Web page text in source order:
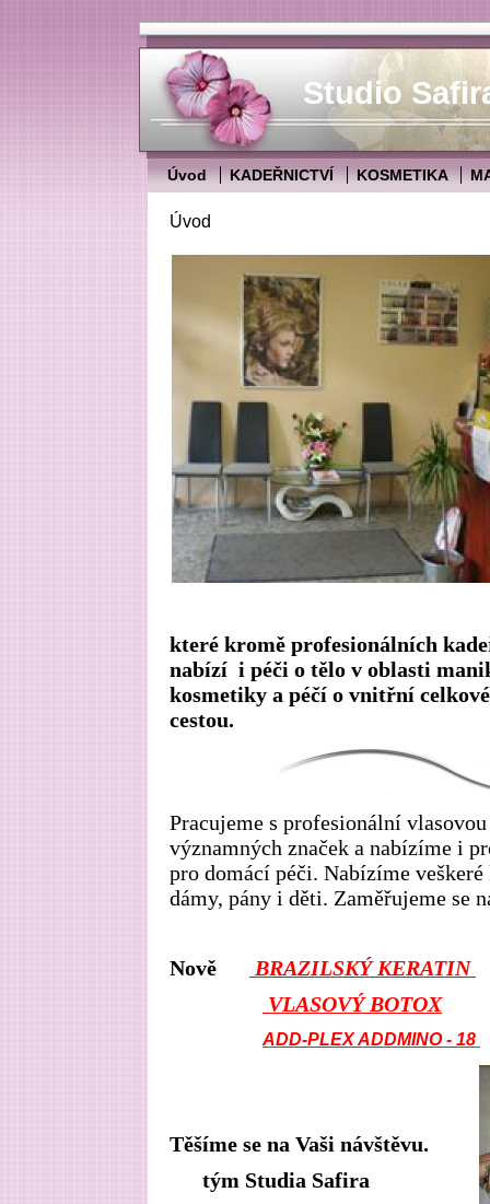
Studio
Úvod KADEŘNICTVÍ KOSMETIKA
Úvod
které kromě profesionálních
nabízí i péči o tělo v oblasti
kosmetiky a péčí o vnitřní
cestou.
Pracujeme s profesionální
významných značek a nabízíme i
pro domácí péči. Nabízíme
dámy, pány i děti. Zaměřujeme se
Nově
BRAZILSKÝ KERATIN
VLASOVÝ BOTOX
ADD-PLEX ADDMINO - 18
Těšíme se na Vaši návštěvu.
tým Studia Safira